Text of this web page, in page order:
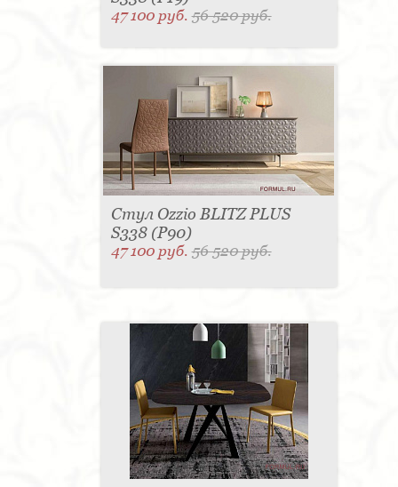
47 100 руб.56 520 руб.
Стул Ozzio BLITZ PLUS
S338 (P90)
47 100 руб.56 520 руб.